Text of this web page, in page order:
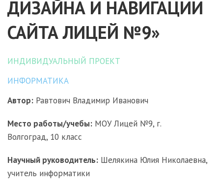
ДИЗАЙНА И НАВИГАЦИИ
САЙТА ЛИЦЕЙ №9»
ИНДИВИДУАЛЬНЫЙ ПРОЕКТ
ИНФОРМАТИКА
Автор: Равтович Владимир Иванович
Место работы/учебы: МОУ Лицей №9, г.
Волгоград, 10 класс
Научный руководитель: Шелякина Юлия Николаевна,
учитель информатики